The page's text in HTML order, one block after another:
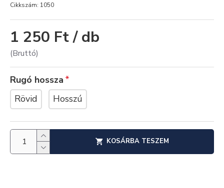
1 250 Ft / db
(Bruttó)
Cikkszám: 1050
Rugó hossza
Rövid
Hosszú
KOSÁRBA TESZEM